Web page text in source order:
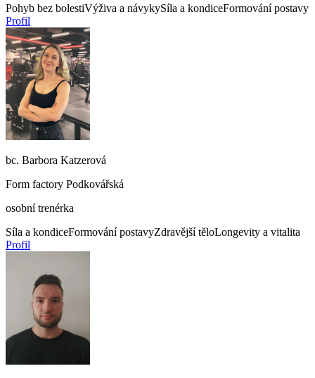
Pohyb bez bolestiVýživa a návykySíla a kondiceFormování postavy
Profil
bc. Barbora Katzerová
Form factory Podkovářská
osobní trenérka
Síla a kondiceFormování postavyZdravější těloLongevity a vitalita
Profil